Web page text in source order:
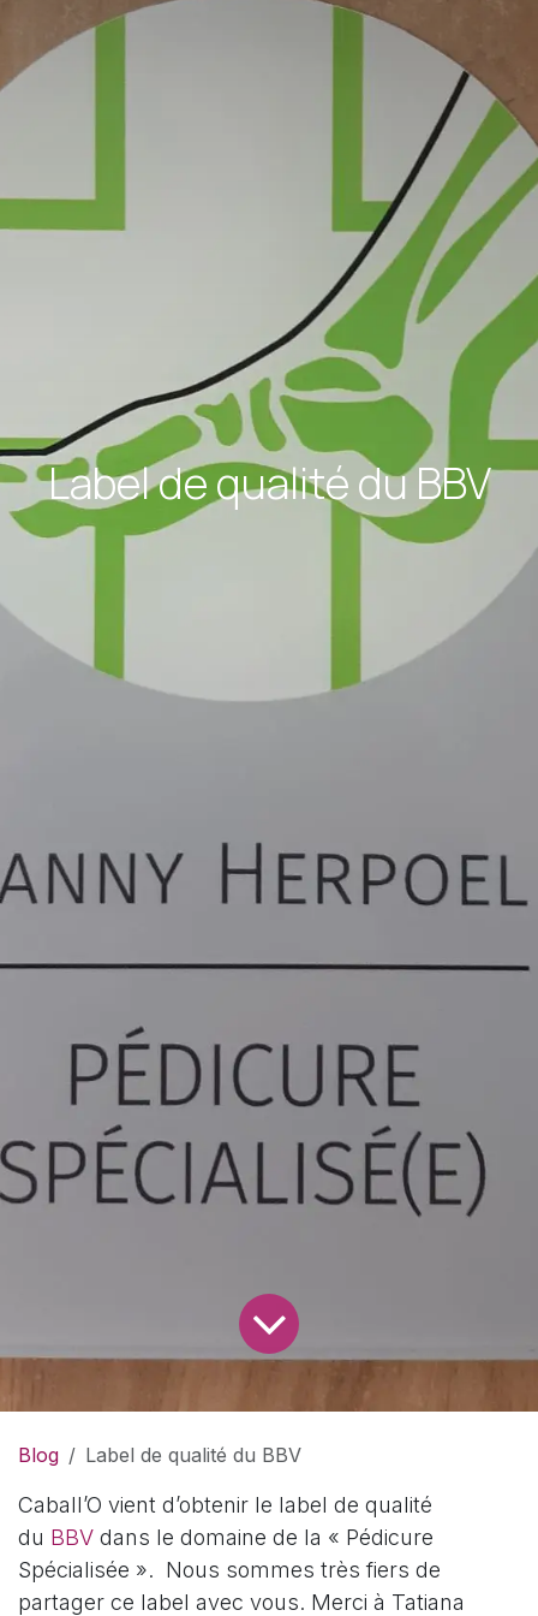
Label de qualité du BBV
Blog Label de qualité du BBV
Caball’O vient d’obtenir le label de qualité
du BBV dans le domaine de la « Pédicure
Spécialisée ». Nous sommes très fiers de
partager ce label avec vous. Merci à Tatiana